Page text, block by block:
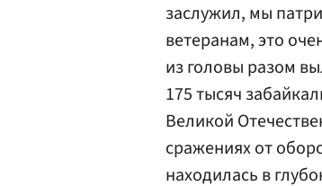
заслужил, мы
ветеранам, это
из головы разом
175 тысяч
Великой
сражениях от
находилась в